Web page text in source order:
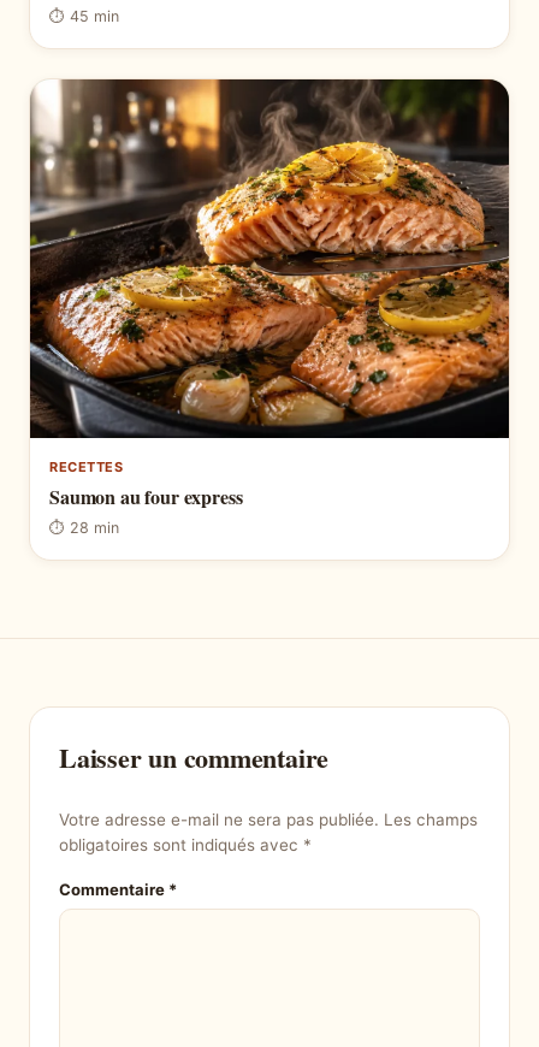
⏱ 45 min
RECETTES
Saumon au four express
⏱ 28 min
Laisser un commentaire
Votre adresse e-mail ne sera pas publiée. Les champs
obligatoires sont indiqués avec *
Commentaire *